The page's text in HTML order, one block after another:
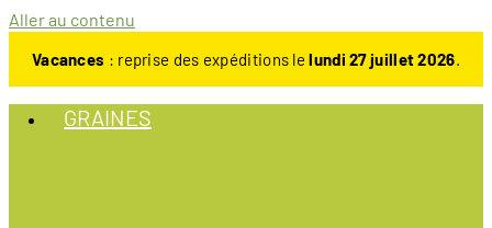
Aller au contenu
Vacances : reprise des expéditions lelundi 27 juillet 2026.
GRAINES